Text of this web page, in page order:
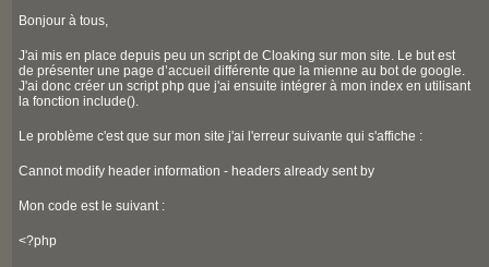
Bonjour à tous,
J'ai mis en place depuis peu un script de Cloaking sur mon site. Le but est
de présenter une page d’accueil différente que la mienne au bot de google.
J'ai donc créer un script php que j'ai ensuite intégrer à mon index en utilisant
la fonction include().
Le problème c'est que sur mon site j'ai l'erreur suivante qui s'affiche :
Cannot modify header information - headers already sent by
Mon code est le suivant :
<?php